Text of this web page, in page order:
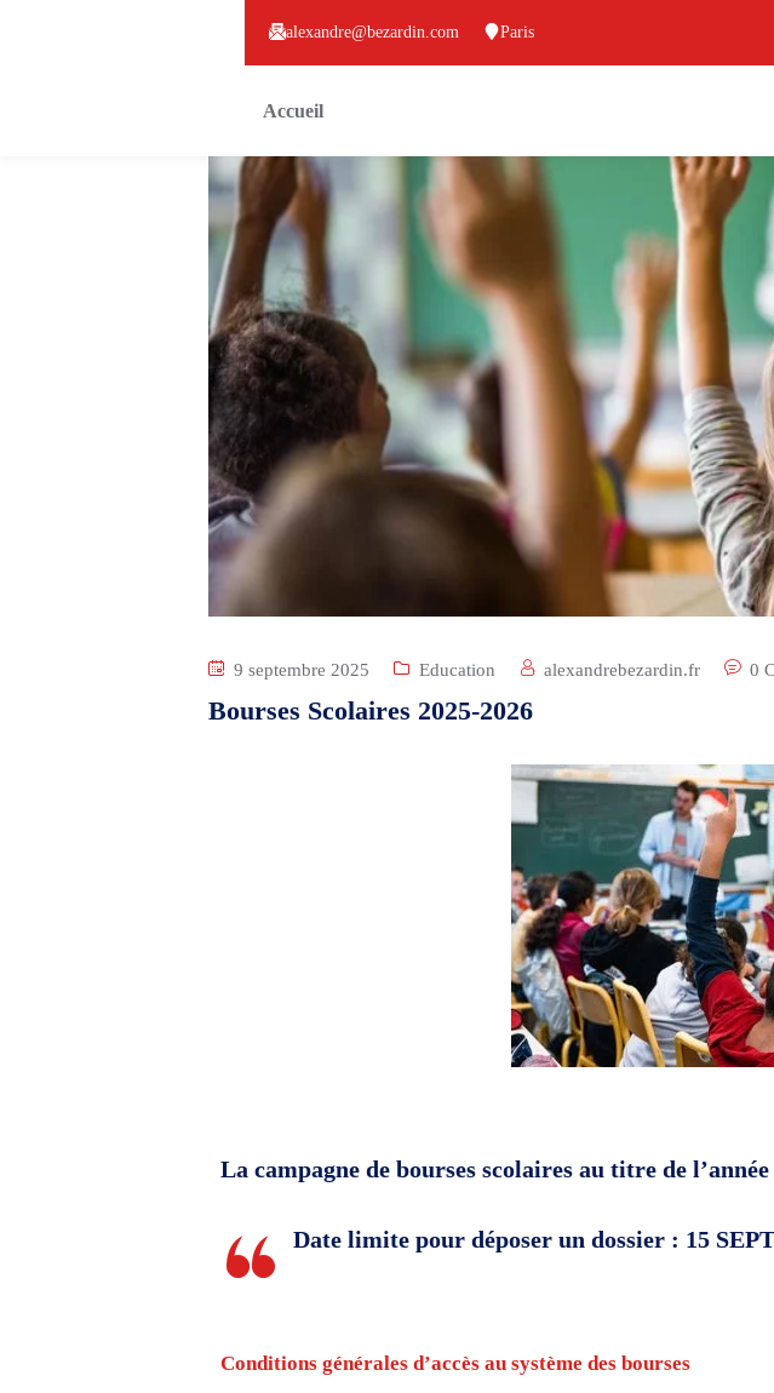
alexandre@bezardin.com Paris
Accueil
9 septembre 2025 Education alexandrebezardin.fr 0
Bourses Scolaires 2025-2026
La campagne de bourses scolaires au titre de
Date limite pour déposer un dossier : 15
Conditions générales d’accès au système des bourses